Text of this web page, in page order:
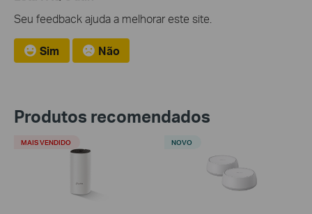
Seu feedback ajuda a melhorar este site.
Sim Não
Produtos recomendados
MAIS VENDIDO NOVO